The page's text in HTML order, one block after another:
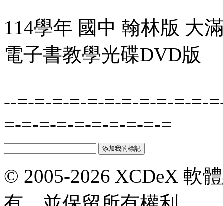
114學年 國中 翰林版 大
電子書教學光碟DVD版
--=-=-=-=-=-=-=-=-=-=-=-
=-=-=-=-=-=-=-=-=-=
© 2005-2026 XCDeX 軟